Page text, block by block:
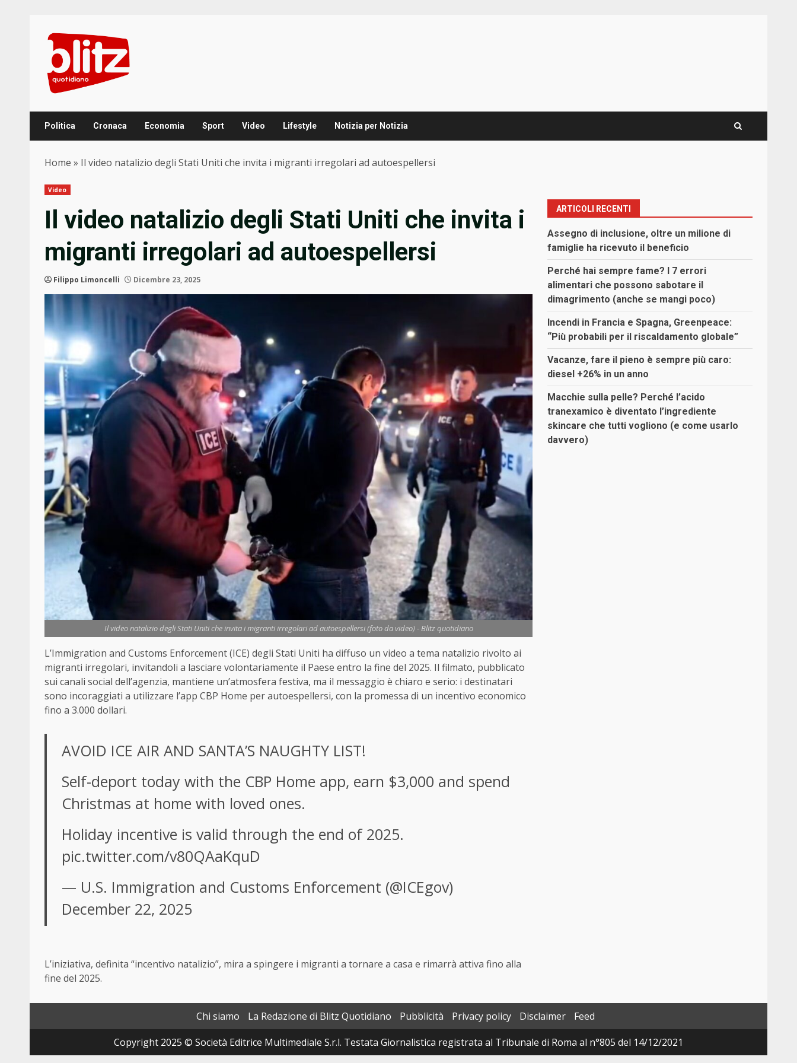
content
Politica Cronaca Economia Sport Video Lifestyle Notizia per Notizia
Home » Il video natalizio degli Stati Uniti che invita i migranti irregolari ad autoespellersi
Video
Il video natalizio degli Stati Uniti che invita i
migranti irregolari ad autoespellersi
Filippo Limoncelli Dicembre 23, 2025
Il video natalizio degli Stati Uniti che invita i migranti irregolari ad autoespellersi (foto da video) - Blitz quotidiano
L’Immigration and Customs Enforcement (ICE) degli Stati Uniti ha diffuso un video a tema natalizio rivolto ai
migranti irregolari, invitandoli a lasciare volontariamente il Paese entro la fine del 2025. Il filmato, pubblicato
sui canali social dell’agenzia, mantiene un’atmosfera festiva, ma il messaggio è chiaro e serio: i destinatari
sono incoraggiati a utilizzare l’app CBP Home per autoespellersi, con la promessa di un incentivo economico
fino a 3.000 dollari.
AVOID ICE AIR AND SANTA’S NAUGHTY LIST!
Self-deport today with the CBP Home app, earn $3,000 and spend
Christmas at home with loved ones.
Holiday incentive is valid through the end of 2025.
pic.twitter.com/v80QAaKquD
— U.S. Immigration and Customs Enforcement (@ICEgov)
December 22, 2025
L’iniziativa, definita “incentivo natalizio”, mira a spingere i migranti a tornare a casa e rimarrà attiva fino alla
fine del 2025.
ARTICOLI RECENTI
Assegno di inclusione, oltre un milione di
famiglie ha ricevuto il beneficio
Perché hai sempre fame? I 7 errori
alimentari che possono sabotare il
dimagrimento (anche se mangi poco)
Incendi in Francia e Spagna, Greenpeace:
“Più probabili per il riscaldamento globale”
Vacanze, fare il pieno è sempre più caro:
diesel +26% in un anno
Macchie sulla pelle? Perché l’acido
tranexamico è diventato l’ingrediente
skincare che tutti vogliono (e come usarlo
davvero)
Chi siamo La Redazione di Blitz Quotidiano Pubblicità Privacy policy Disclaimer
Feed
Copyright 2025 © Società Editrice Multimediale S.r.l. Testata Giornalistica registrata al Tribunale di Roma al n°805 del 14/12/2021